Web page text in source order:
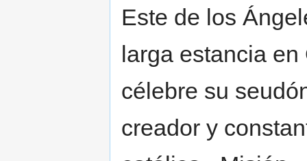
Este de los
larga estancia
célebre su
creador y